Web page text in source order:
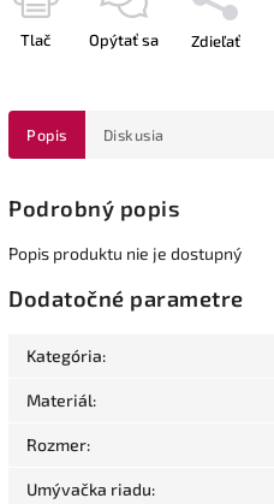
Tlač Opýtať sa Zdieľať
Popis Diskusia
Podrobný popis
Popis produktu nie je dostupný
Dodatočné parametre
Kategória:
Materiál:
Rozmer:
Umývačka riadu: